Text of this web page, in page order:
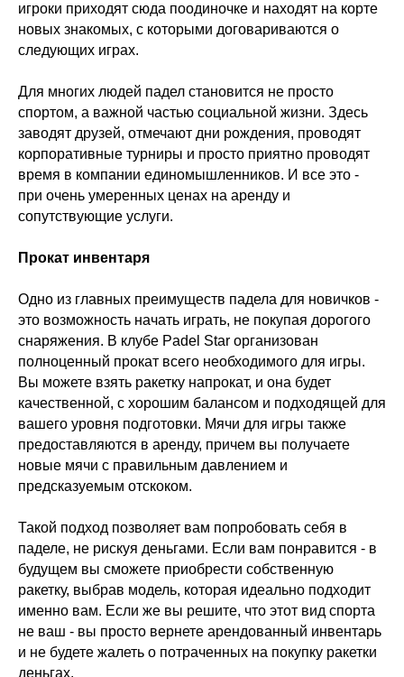
игроки приходят сюда поодиночке и находят на корте
новых знакомых, с которыми договариваются о
следующих играх.
Для многих людей падел становится не просто
спортом, а важной частью социальной жизни. Здесь
заводят друзей, отмечают дни рождения, проводят
корпоративные турниры и просто приятно проводят
время в компании единомышленников. И все это -
при очень умеренных ценах на аренду и
сопутствующие услуги.
Прокат инвентаря
Одно из главных преимуществ падела для новичков -
это возможность начать играть, не покупая дорогого
снаряжения. В клубе Padel Star организован
полноценный прокат всего необходимого для игры.
Вы можете взять ракетку напрокат, и она будет
качественной, с хорошим балансом и подходящей для
вашего уровня подготовки. Мячи для игры также
предоставляются в аренду, причем вы получаете
новые мячи с правильным давлением и
предсказуемым отскоком.
Такой подход позволяет вам попробовать себя в
паделе, не рискуя деньгами. Если вам понравится - в
будущем вы сможете приобрести собственную
ракетку, выбрав модель, которая идеально подходит
именно вам. Если же вы решите, что этот вид спорта
не ваш - вы просто вернете арендованный инвентарь
и не будете жалеть о потраченных на покупку ракетки
деньгах.